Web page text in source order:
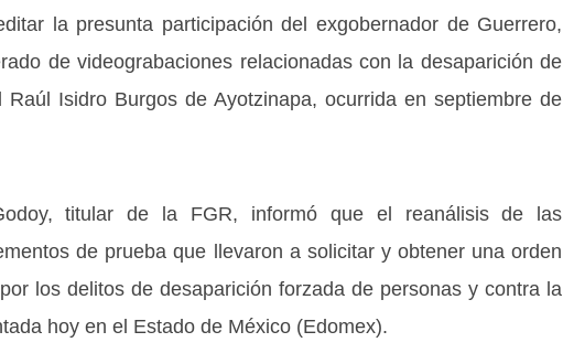
la presunta participación del exgobernador de Guerrero,
de videograbaciones relacionadas con la desaparición de
Isidro Burgos de Ayotzinapa, ocurrida en septiembre de
titular de la FGR, informó que el reanálisis de las
de prueba que llevaron a solicitar y obtener una orden
los delitos de desaparición forzada de personas y contra la
hoy en el Estado de México (Edomex).